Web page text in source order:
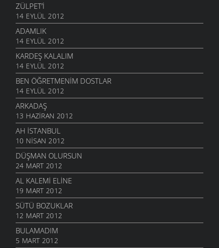
ZÜLPET’I
14 EYLÜL 2012
ADAMLIK
14 EYLÜL 2012
KARDEŞ KALALIM
14 EYLÜL 2012
BEN ÖĞRETMENIM DOSTLAR
14 EYLÜL 2012
ARKADAŞ
13 HAZIRAN 2012
AH İSTANBUL
10 NISAN 2012
DÜŞMAN OLURSUN
24 MART 2012
AL KALEMI ELINE
19 MART 2012
SÜTÜ BOZUKLAR
12 MART 2012
BULAMADIM
5 MART 2012